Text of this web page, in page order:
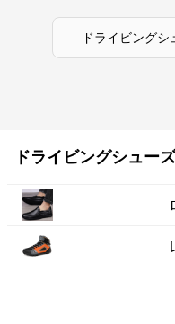
ドライビングシ
ドライビングシュー